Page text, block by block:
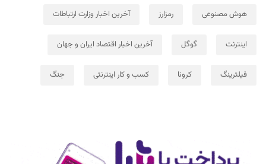
هوش مصنوعی رمزارز آخرین اخبار وزارت ارتباطات
اینترنت گوگل آخرین اخبار اقتصاد ایران و جهان
فیلترینگ کرونا کسب و کار اینترنتی جنگ